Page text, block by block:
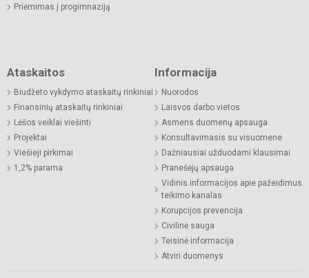
Priėmimas į progimnaziją
Ataskaitos
Biudžeto vykdymo ataskaitų rinkiniai
Finansinių ataskaitų rinkiniai
Lėšos veiklai viešinti
Projektai
Viešieji pirkimai
1,2% parama
Informacija
Nuorodos
Laisvos darbo vietos
Asmens duomenų apsauga
Konsultavimasis su visuomene
Dažniausiai užduodami klausimai
Pranešėjų apsauga
Vidinis informacijos apie pažeidimus
teikimo kanalas
Korupcijos prevencija
Civilinė sauga
Teisinė informacija
Atviri duomenys